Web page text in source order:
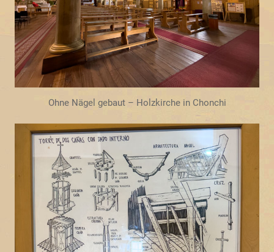
Ohne Nägel gebaut – Holzkirche in Chonchi